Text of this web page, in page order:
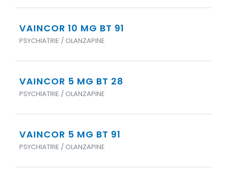
VAINCOR 10 MG BT 91
PSYCHIATRIE / OLANZAPINE
VAINCOR 5 MG BT 28
PSYCHIATRIE / OLANZAPINE
VAINCOR 5 MG BT 91
PSYCHIATRIE / OLANZAPINE